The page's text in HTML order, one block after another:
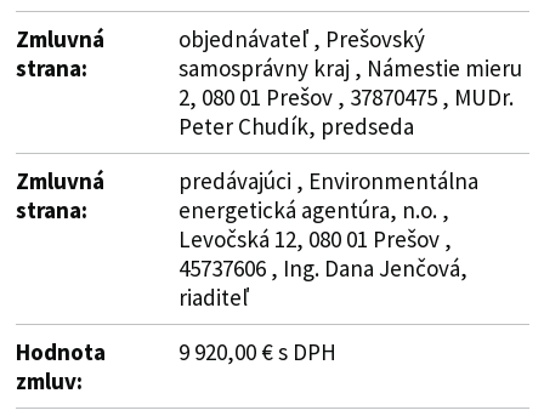
Zmluvná
strana:
objednávateľ , Prešovský
samosprávny kraj , Námestie mieru
2, 080 01 Prešov , 37870475 , MUDr.
Peter Chudík, predseda
Zmluvná
strana:
predávajúci , Environmentálna
energetická agentúra, n.o. ,
Levočská 12, 080 01 Prešov ,
45737606 , Ing. Dana Jenčová,
riaditeľ
Hodnota
zmluv:
9 920,00 € s DPH